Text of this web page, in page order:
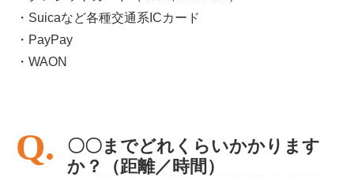
・Suicaなど各種交通系ICカード
・PayPay
・WAON
〇〇までどれくらいかかります
か？（距離／時間）